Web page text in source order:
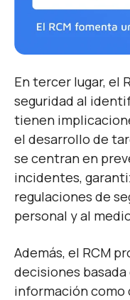
En tercer lugar, el
seguridad al
tienen
el desarrollo de
se centran en
incidentes,
regulaciones de
personal y al
Además, el RCM
decisiones
información como